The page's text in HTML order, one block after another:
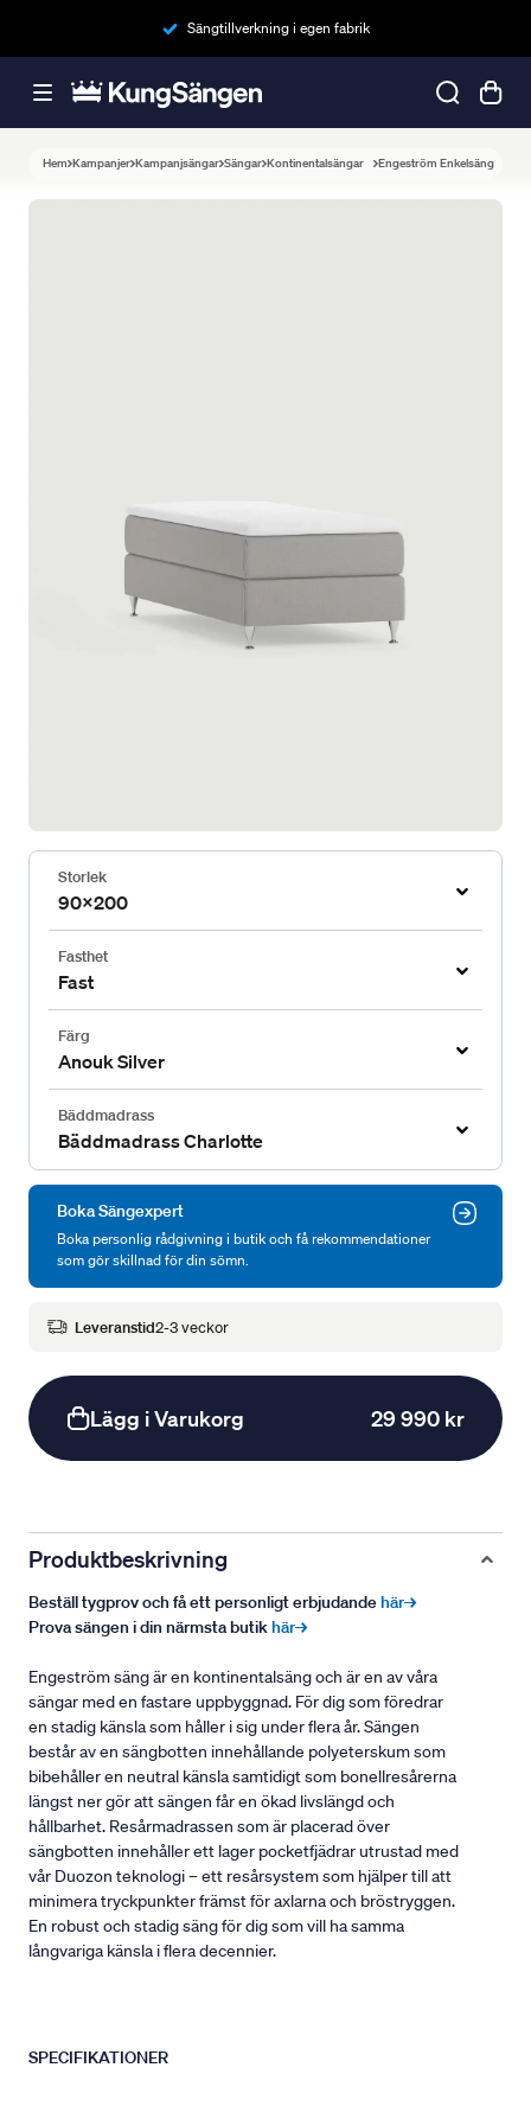
Sängtillverkning i egen fabrik
Hem Kampanjer Kampanjsängar Sängar Kontinentalsängar Engeström Enkelsäng
Storlek
90x200
Fasthet
Fast
Färg
Anouk Silver
Bäddmadrass
Bäddmadrass Charlotte
Boka Sängexpert
Boka personlig rådgivning i butik och få rekommendationer
som gör skillnad för din sömn.
Leveranstid2-3 veckor
Lägg i Varukorg 29 990 kr
Produktbeskrivning
Beställ tygprov och få ett personligt erbjudandehär→
Prova sängen i din närmsta butikhär→
Engeström säng är en kontinentalsäng och är en av våra
sängar med en fastare uppbyggnad. För dig som föredrar
en stadig känsla som håller i sig under flera år. Sängen
består av en sängbotten innehållande polyeterskum som
bibehåller en neutral känsla samtidigt som bonellresårerna
längst ner gör att sängen får en ökad livslängd och
hållbarhet. Resårmadrassen som är placerad över
sängbotten innehåller ett lager pocketfjädrar utrustad med
vår Duozon teknologi – ett resårsystem som hjälper till att
minimera tryckpunkter främst för axlarna och bröstryggen.
En robust och stadig säng för dig som vill ha samma
långvariga känsla i flera decennier.
SPECIFIKATIONER